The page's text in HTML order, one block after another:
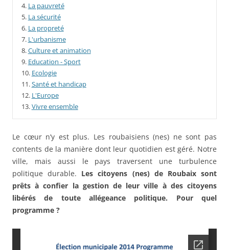
4. La pauvreté
5. La sécurité
6. La propreté
7. L'urbanisme
8.Culture et animation
9. Education - Sport
10. Ecologie
11.Santé et handicap
12. L'Europe
13.Vivre ensemble
Le cœur n’y est plus. Les roubaisiens (nes) ne sont pas
contents de la manière dont leur quotidien est géré. Notre
ville, mais aussi le pays traversent une turbulence
politique durable. Les citoyens (nes) de Roubaix sont
prêts à confier la gestion de leur ville à des citoyens
libérés de toute allégeance politique. Pour quel
programme ?